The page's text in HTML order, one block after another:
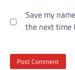
Save my
the next time